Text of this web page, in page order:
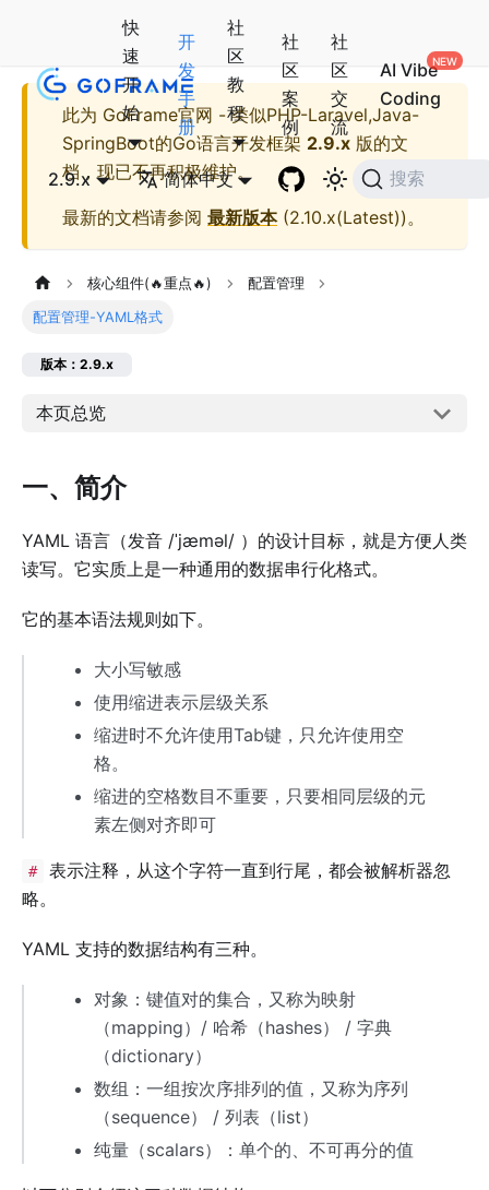
快
速
开
始
开
发
手
册
社
区
教
程
社
区
案
例
社
区
交
流
AI Vibe
Coding
2.9.x 简体中文 搜索
此为 GoFrame官网 - 类似PHP-Laravel,Java-
SpringBoot的Go语言开发框架 2.9.x 版的文
档，现已不再积极维护。
最新的文档请参阅 最新版本(2.10.x(Latest))。
核心组件(🔥重点🔥) 配置管理
配置管理-YAML格式
版本：2.9.x
本页总览
一、简介
YAML 语言（发音 /ˈjæməl/ ）的设计目标，就是方便人类
读写。它实质上是一种通用的数据串行化格式。
它的基本语法规则如下。
大小写敏感
使用缩进表示层级关系
缩进时不允许使用Tab键，只允许使用空
格。
缩进的空格数目不重要，只要相同层级的元
素左侧对齐即可
#
表示注释，从这个字符一直到行尾，都会被解析器忽
略。
YAML 支持的数据结构有三种。
对象：键值对的集合，又称为映射
（mapping）/ 哈希（hashes） / 字典
（dictionary）
数组：一组按次序排列的值，又称为序列
（sequence） / 列表（list）
纯量（scalars）：单个的、不可再分的值